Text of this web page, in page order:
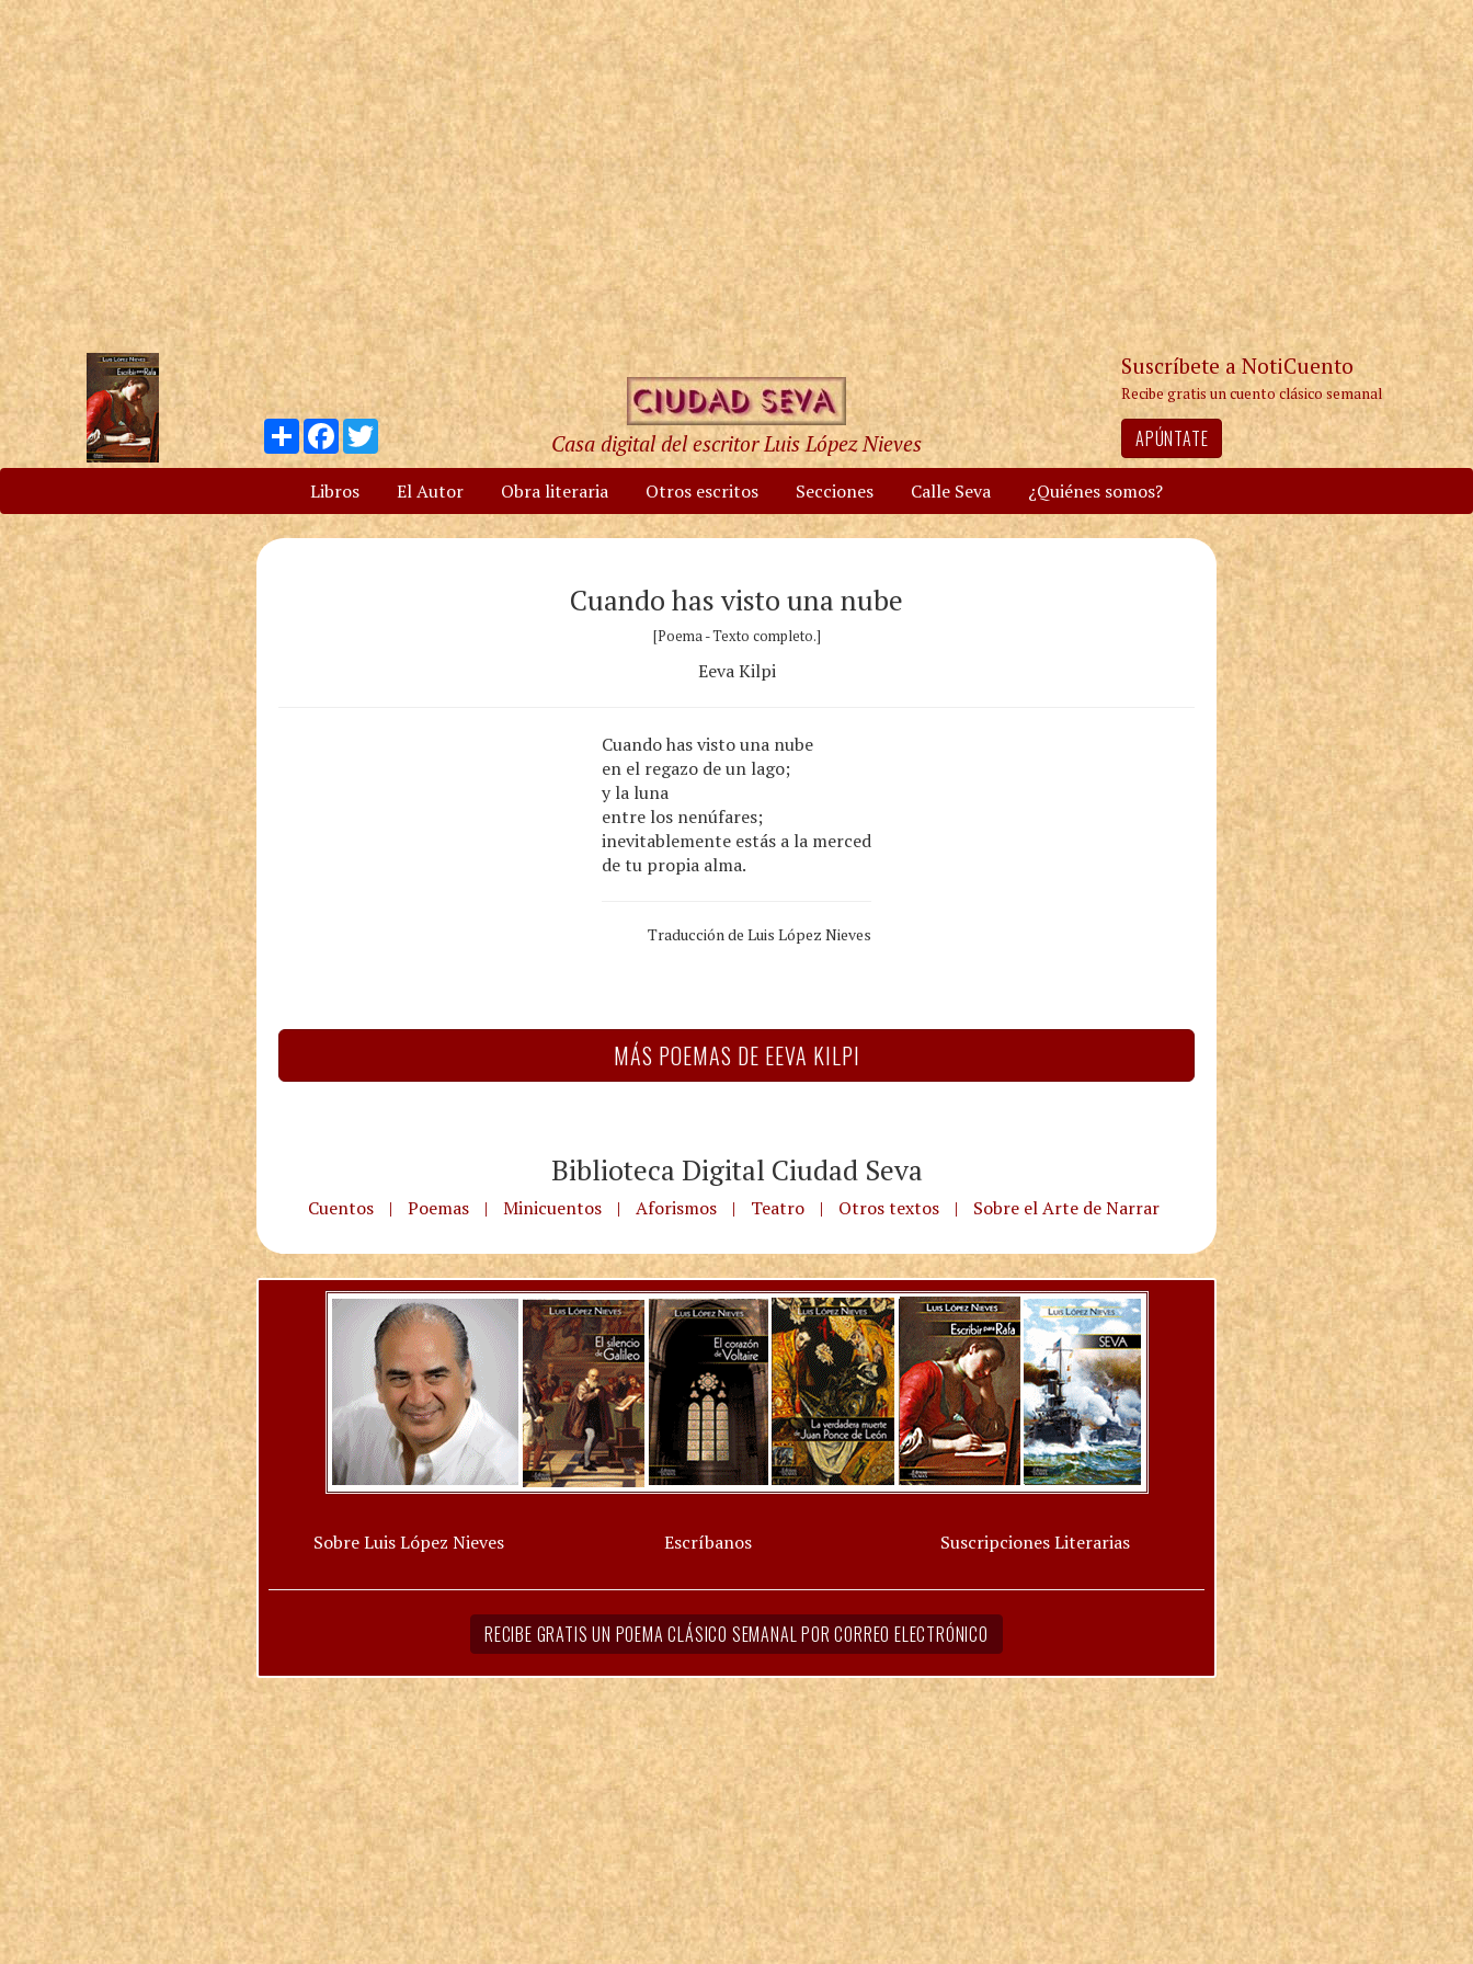
Compartir
Facebook
Twitter
Casa digital del escritor Luis López Nieves
Suscríbete a NotiCuento
Recibe gratis un cuento clásico semanal
APÚNTATE
Libros El Autor Obra literaria Otros escritos Secciones Calle Seva ¿Quiénes somos?
Cuando has visto una nube
[Poema - Texto completo.]
Eeva Kilpi
Cuando has visto una nube
en el regazo de un lago;
y la luna
entre los nenúfares;
inevitablemente estás a la merced
de tu propia alma.
Traducción de Luis López Nieves
MÁS POEMAS DE EEVA KILPI
Biblioteca Digital Ciudad Seva
Cuentos | Poemas | Minicuentos | Aforismos | Teatro | Otros textos | Sobre el Arte de Narrar
Sobre Luis López Nieves Escríbanos Suscripciones Literarias
RECIBE GRATIS UN POEMA CLÁSICO SEMANAL POR CORREO ELECTRÓNICO